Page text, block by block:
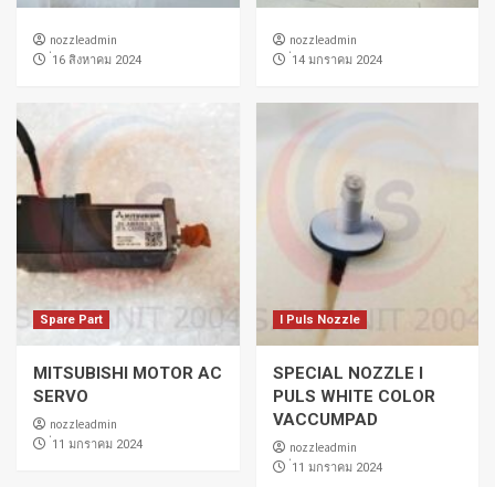
nozzleadmin
่16 สิงหาคม 2024
nozzleadmin
่14 มกราคม 2024
Spare Part
MITSUBISHI MOTOR AC
SERVO
nozzleadmin
่11 มกราคม 2024
I Puls Nozzle
SPECIAL NOZZLE I
PULS WHITE COLOR
VACCUMPAD
nozzleadmin
่11 มกราคม 2024